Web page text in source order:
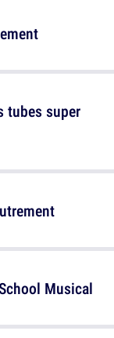
tubes super
Musical